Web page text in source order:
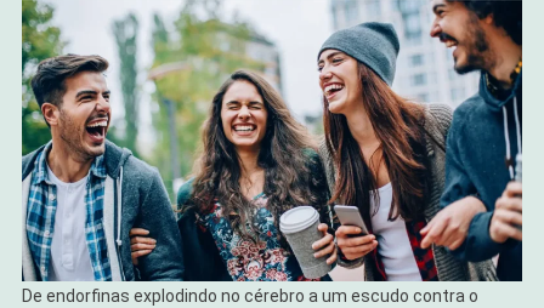
De endorfinas explodindo no cérebro a um escudo contra o